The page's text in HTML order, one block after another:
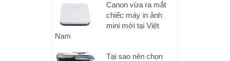
Canon vừa ra mắt
chiếc máy in ảnh
mini mới tại Việt
Nam
Tại sao nên chọn